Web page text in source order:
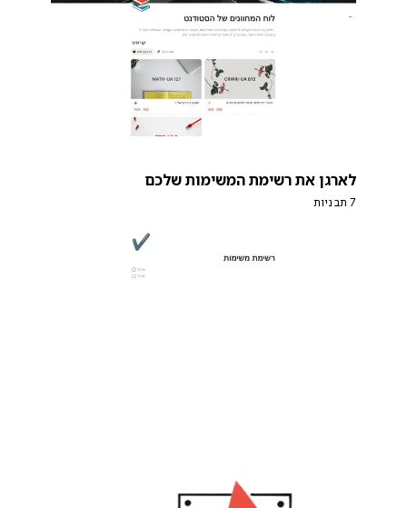
לארגן את רשימת המשימות שלכם
7 תבניות